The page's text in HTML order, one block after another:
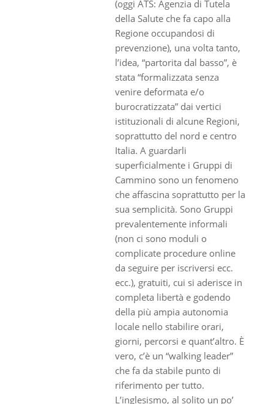
(oggi ATS: Agenzia di Tutela
della Salute che fa capo alla
Regione occupandosi di
prevenzione), una volta tanto,
l’idea, “partorita dal basso”, è
stata “formalizzata senza
venire deformata e/o
burocratizzata” dai vertici
istituzionali di alcune Regioni,
soprattutto del nord e centro
Italia. A guardarli
superficialmente i Gruppi di
Cammino sono un fenomeno
che affascina soprattutto per la
sua semplicità. Sono Gruppi
prevalentemente informali
(non ci sono moduli o
complicate procedure online
da seguire per iscriversi ecc.
ecc.), gratuiti, cui si aderisce in
completa libertà e godendo
della più ampia autonomia
locale nello stabilire orari,
giorni, percorsi e quant’altro. È
vero, c’è un “walking leader”
che fa da stabile punto di
riferimento per tutto.
L’inglesismo, al solito un po’